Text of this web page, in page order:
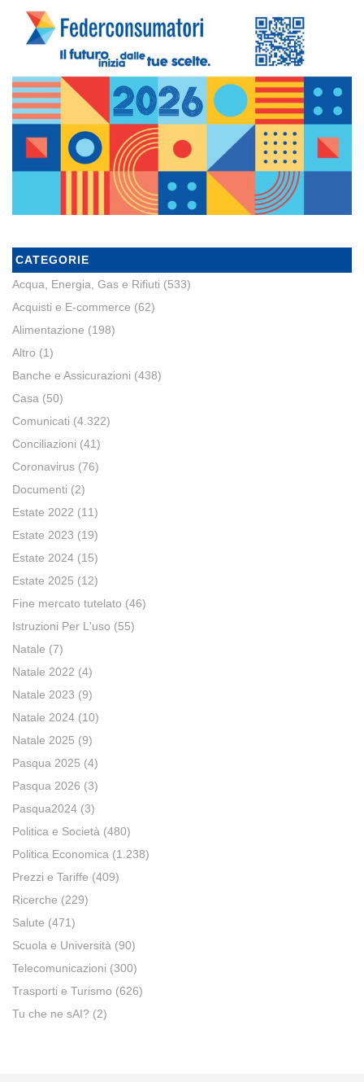
CATEGORIE
Acqua, Energia, Gas e Rifiuti (533)
Acquisti e E-commerce (62)
Alimentazione (198)
Altro (1)
Banche e Assicurazioni (438)
Casa (50)
Comunicati (4.322)
Conciliazioni (41)
Coronavirus (76)
Documenti (2)
Estate 2022 (11)
Estate 2023 (19)
Estate 2024 (15)
Estate 2025 (12)
Fine mercato tutelato (46)
Istruzioni Per L'uso (55)
Natale (7)
Natale 2022 (4)
Natale 2023 (9)
Natale 2024 (10)
Natale 2025 (9)
Pasqua 2025 (4)
Pasqua 2026 (3)
Pasqua2024 (3)
Politica e Società (480)
Politica Economica (1.238)
Prezzi e Tariffe (409)
Ricerche (229)
Salute (471)
Scuola e Università (90)
Telecomunicazioni (300)
Trasporti e Turismo (626)
Tu che ne sAI? (2)